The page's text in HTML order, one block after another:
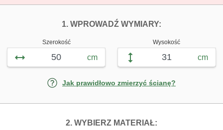
1. WPROWADŹ WYMIARY:
Szerokość
cm
Wysokość
cm
Jak prawidłowo zmierzyć ścianę?
2. WYBIERZ MATERIAŁ: